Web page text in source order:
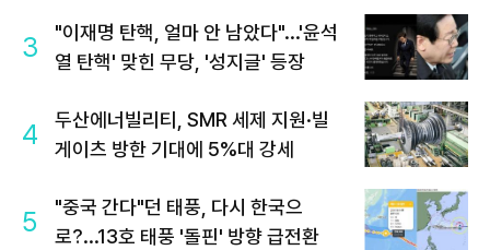
3
"이재명 탄핵, 얼마 안 남았다"...'윤석
열 탄핵' 맞힌 무당, '성지글' 등장
4
두산에너빌리티, SMR 세제 지원·빌
게이츠 방한 기대에 5%대 강세
5
"중국 간다"던 태풍, 다시 한국으
로?...13호 태풍 '돌핀' 방향 급전환